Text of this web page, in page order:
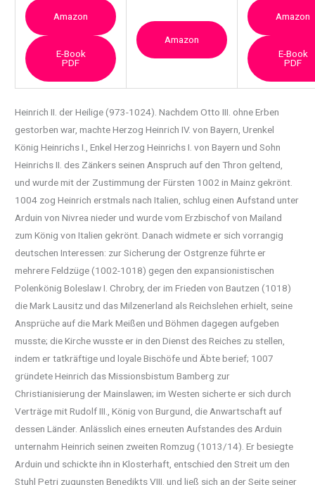
Amazon
E-Book
PDF
Amazon
Amazon
E-Book
PDF
Heinrich II. der Heilige (973-1024). Nachdem Otto III. ohne Erben
gestorben war, machte HerzogHeinrich IV. von Bayern, Urenkel
König Heinrichs I., Enkel Herzog Heinrichs I. von Bayern und Sohn
Heinrichs II. des Zänkers seinen Anspruch auf den Thron geltend,
und wurde mit der Zustimmung der Fürsten 1002 in Mainz gekrönt.
1004 zog Heinrich erstmals nach Italien, schlug einen Aufstand unter
Arduin von Nivrea nieder und wurde vom Erzbischof von Mailand
zum König von Italien gekrönt. Danach widmete er sich vorrangig
deutschen Interessen: zur Sicherung der Ostgrenze führte er
mehrere Feldzüge (1002-1018) gegen den expansionistischen
Polenkönig Boleslaw I. Chrobry, der im Frieden von Bautzen (1018)
die Mark Lausitz und das Milzenerland als Reichslehen erhielt, seine
Ansprüche auf die Mark Meißen und Böhmen dagegen aufgeben
musste; die Kirche wusste er in den Dienst des Reiches zu stellen,
indem er tatkräftige und loyale Bischöfe und Äbte berief; 1007
gründete Heinrich das Missionsbistum Bamberg zur
Christianisierung der Mainslawen; im Westen sicherte er sich durch
Verträge mit Rudolf III., König von Burgund, die Anwartschaft auf
dessen Länder. Anlässlich eines erneuten Aufstandes des Arduin
unternahm Heinrich seinen zweiten Romzug (1013/14). Er besiegte
Arduin und schickte ihn in Klosterhaft, entschied den Streit um den
Stuhl Petri zugunsten Benedikts VIII. und ließ sich an der Seite seiner